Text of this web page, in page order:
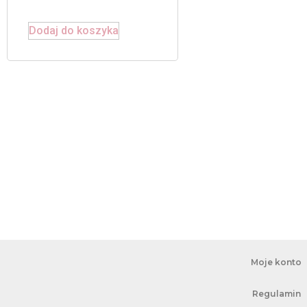
Dodaj do koszyka
Moje konto
Regulamin